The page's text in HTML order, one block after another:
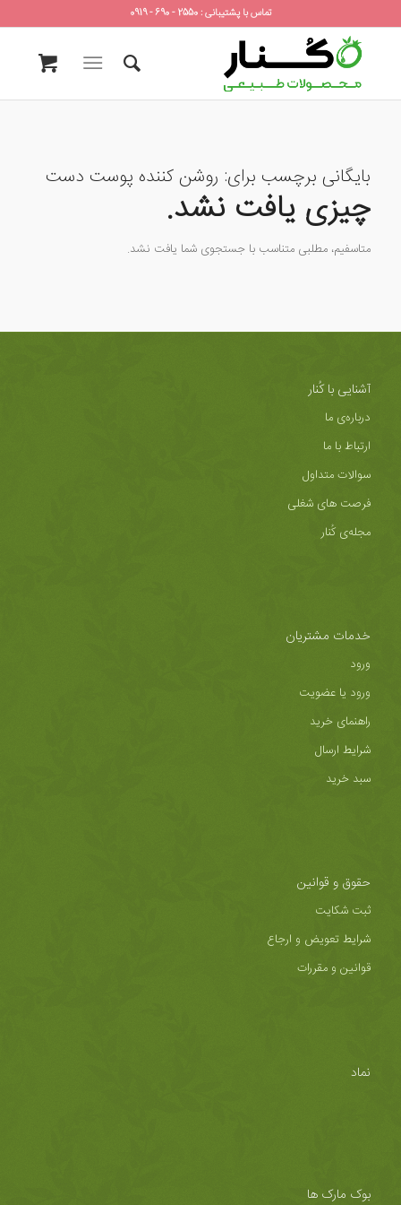
تماس با پشتیبانی : 2550 - 690 - 0919
بایگانی برچسب برای: روشن کننده پوست دست
چیزی یافت نشد.
متاسفیم، مطلبی متناسب با جستجوی شما یافت نشد.
آشنایی با کُنار
درباره‌ی ما
ارتباط با ما
سوالات متداول
فرصت های شغلی
مجله‌ی کُنار
خدمات مشتریان
ورود
ورود یا عضویت
راهنمای خرید
شرایط ارسال
سبد خرید
حقوق و قوانین
ثبت شکایت
شرایط تعویض و ارجاع
قوانین و مقررات
نماد
بوک مارک ها